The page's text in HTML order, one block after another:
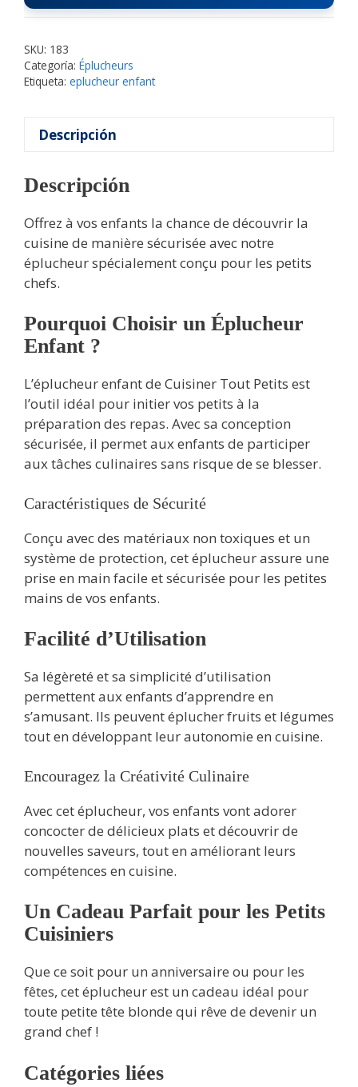
SKU: 183
Categoría: Éplucheurs
Etiqueta: eplucheur enfant
Descripción
Descripción
Offrez à vos enfants la chance de découvrir la
cuisine de manière sécurisée avec notre
éplucheur spécialement conçu pour les petits
chefs.
Pourquoi Choisir un Éplucheur
Enfant ?
L’éplucheur enfant de Cuisiner Tout Petits est
l’outil idéal pour initier vos petits à la
préparation des repas. Avec sa conception
sécurisée, il permet aux enfants de participer
aux tâches culinaires sans risque de se blesser.
Caractéristiques de Sécurité
Conçu avec des matériaux non toxiques et un
système de protection, cet éplucheur assure une
prise en main facile et sécurisée pour les petites
mains de vos enfants.
Facilité d’Utilisation
Sa légèreté et sa simplicité d’utilisation
permettent aux enfants d’apprendre en
s’amusant. Ils peuvent éplucher fruits et légumes
tout en développant leur autonomie en cuisine.
Encouragez la Créativité Culinaire
Avec cet éplucheur, vos enfants vont adorer
concocter de délicieux plats et découvrir de
nouvelles saveurs, tout en améliorant leurs
compétences en cuisine.
Un Cadeau Parfait pour les Petits
Cuisiniers
Que ce soit pour un anniversaire ou pour les
fêtes, cet éplucheur est un cadeau idéal pour
toute petite tête blonde qui rêve de devenir un
grand chef !
Catégories liées